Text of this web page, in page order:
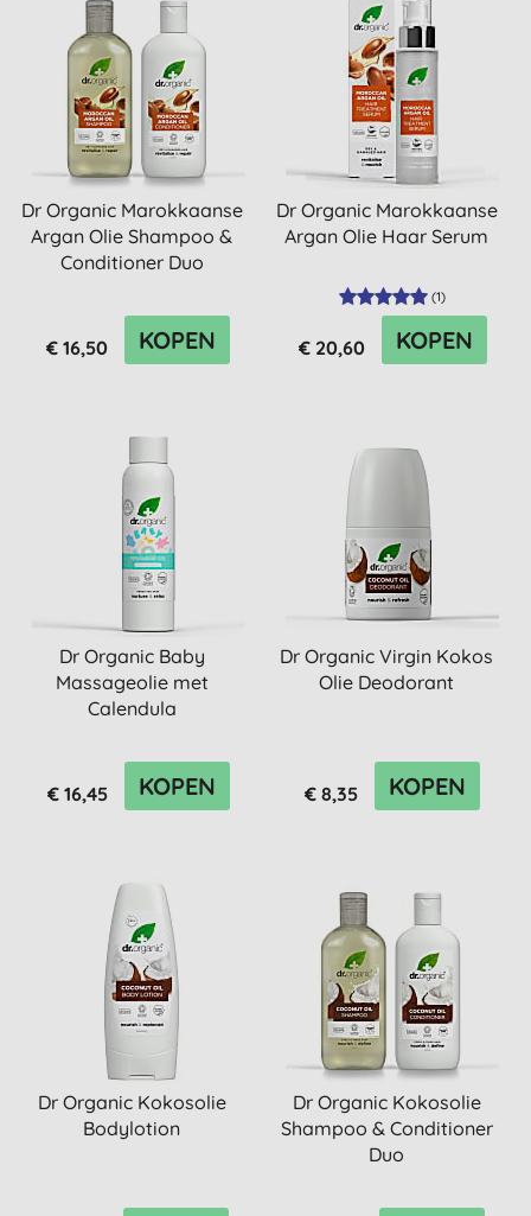
Dr Organic Marokkaanse
Argan Olie Shampoo &
Conditioner Duo
€ 16,50 KOPEN
Dr Organic Marokkaanse
Argan Olie Haar Serum
(1)
€ 20,60 KOPEN
Dr Organic Baby
Massageolie met
Calendula
€ 16,45 KOPEN
Dr Organic Virgin Kokos
Olie Deodorant
€ 8,35 KOPEN
Dr Organic Kokosolie
Bodylotion
Dr Organic Kokosolie
Shampoo & Conditioner
Duo